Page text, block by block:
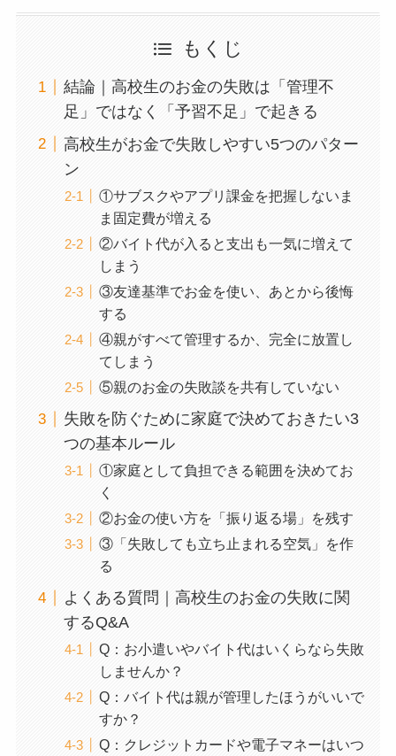
もくじ
結論｜高校生のお金の失敗は「管理不
足」ではなく「予習不足」で起きる
高校生がお金で失敗しやすい5つのパター
ン
①サブスクやアプリ課金を把握しないま
ま固定費が増える
②バイト代が入ると支出も一気に増えて
しまう
③友達基準でお金を使い、あとから後悔
する
④親がすべて管理するか、完全に放置し
てしまう
⑤親のお金の失敗談を共有していない
失敗を防ぐために家庭で決めておきたい3
つの基本ルール
①家庭として負担できる範囲を決めてお
く
②お金の使い方を「振り返る場」を残す
③「失敗しても立ち止まれる空気」を作
る
よくある質問｜高校生のお金の失敗に関
するQ&A
Q：お小遣いやバイト代はいくらなら失敗
しませんか？
Q：バイト代は親が管理したほうがいいで
すか？
Q：クレジットカードや電子マネーはいつ